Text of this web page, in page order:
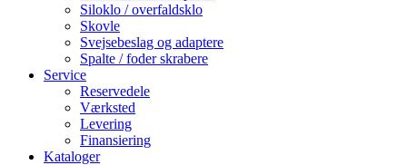
Siloklo / overfaldsklo
Skovle
Svejsebeslag og adaptere
Spalte / foder skrabere
Service
Reservedele
Værksted
Levering
Finansiering
Kataloger